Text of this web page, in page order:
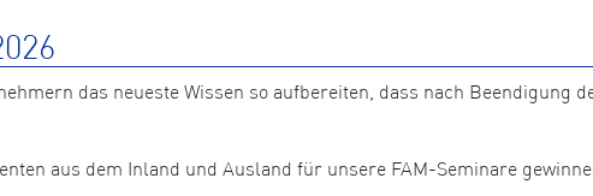
das neueste Wissen so aufbereiten, dass nach Beendigung
aus dem Inland und Ausland für unsere FAM-Seminare